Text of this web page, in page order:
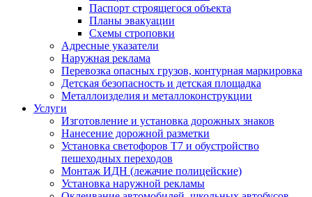
Паспорт строящегося объекта
Планы эвакуации
Схемы строповки
Адресные указатели
Наружная реклама
Перевозка опасных грузов, контурная маркировка
Детская безопасность и детская площадка
Металлоизделия и металлоконструкции
Услуги
Изготовление и установка дорожных знаков
Нанесение дорожной разметки
Установка светофоров Т7 и обустройство
пешеходных переходов
Монтаж ИДН (лежачие полицейские)
Установка наружной рекламы